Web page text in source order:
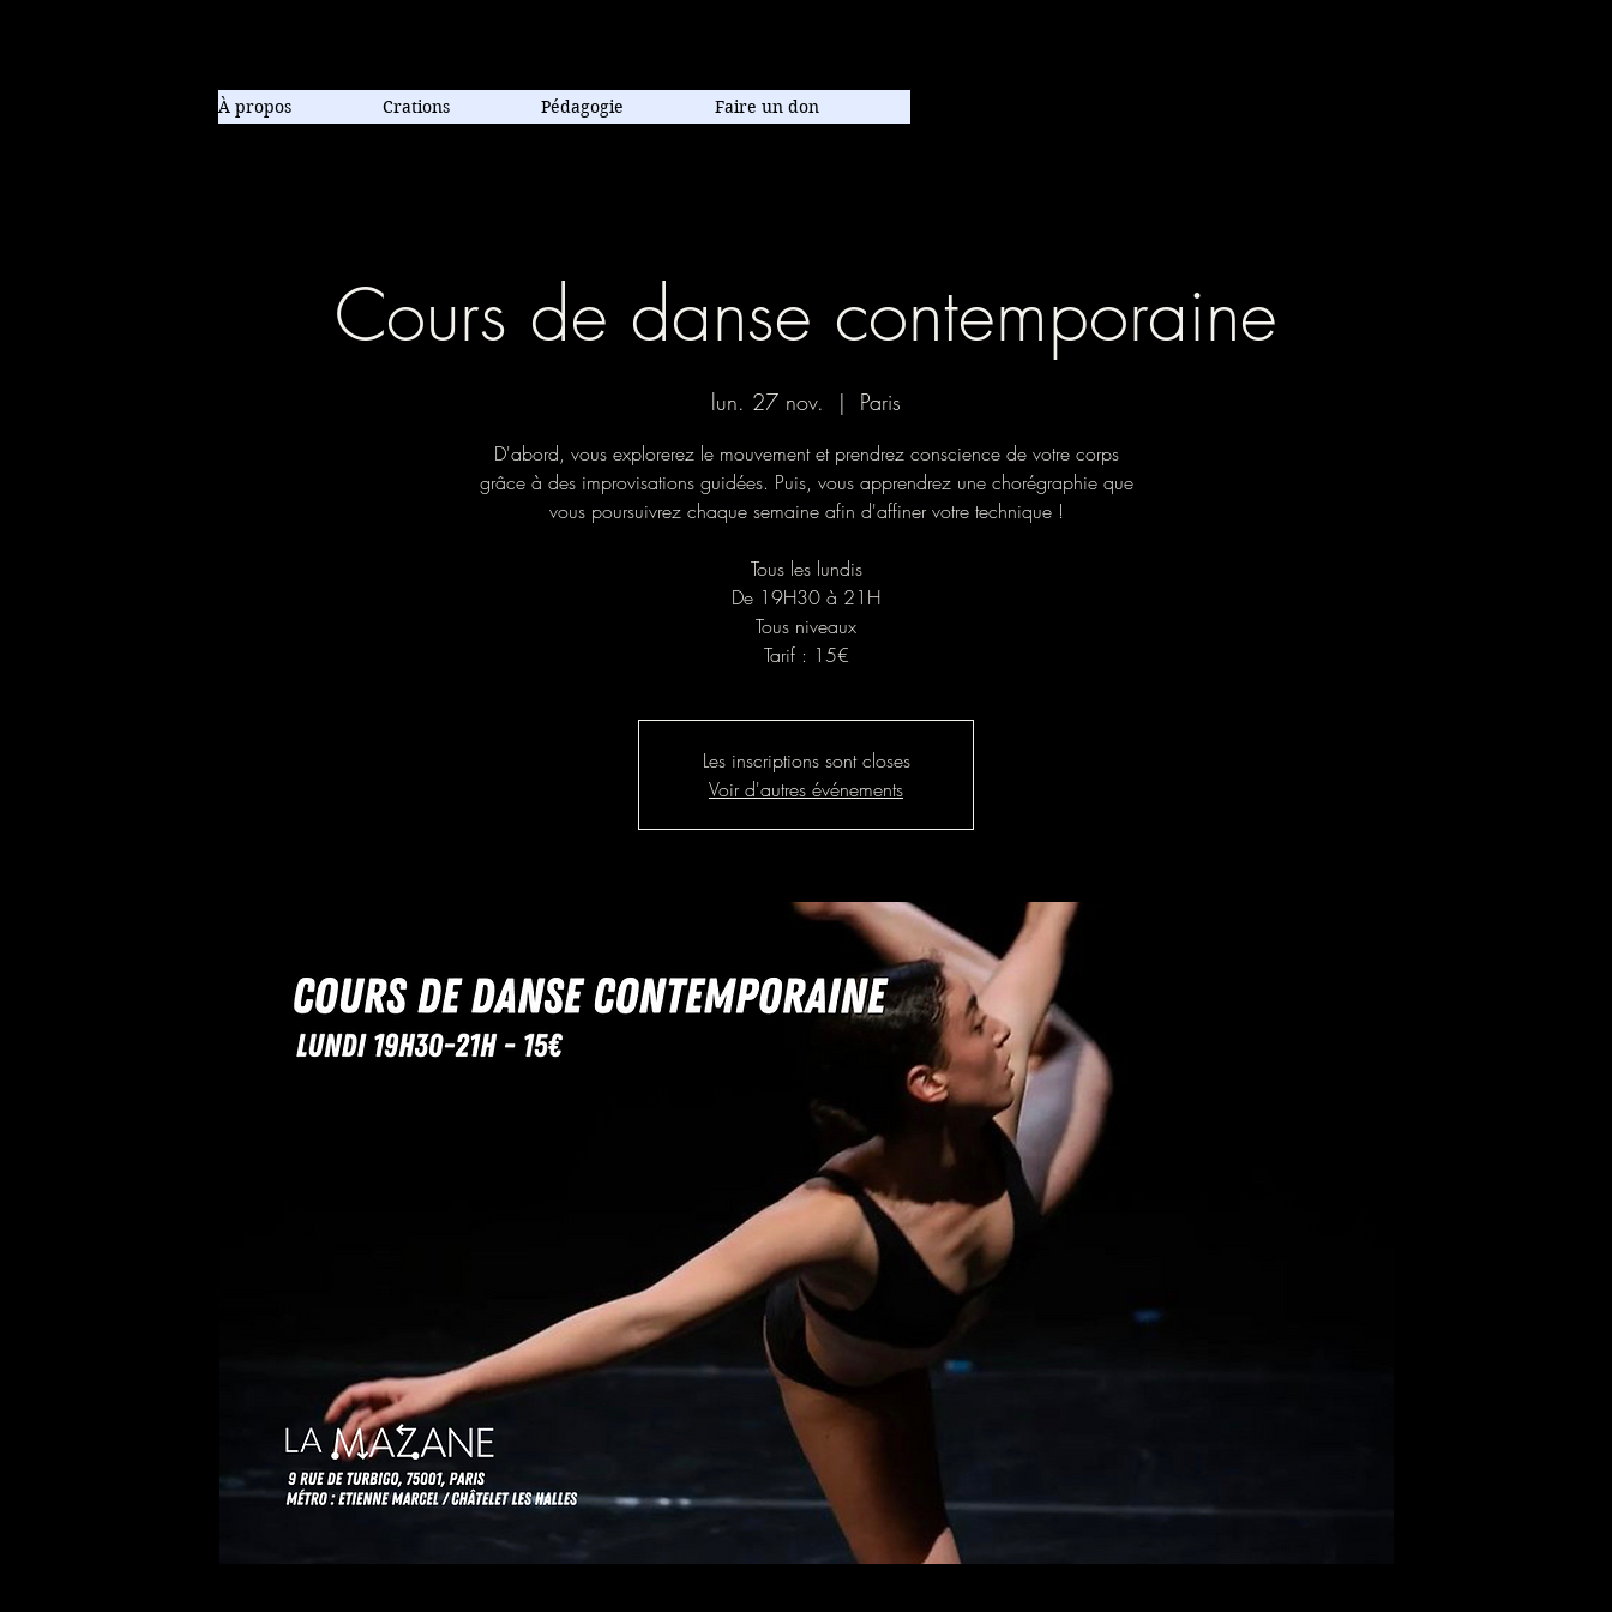
À propos Crations Pédagogie Faire un don
Cours de danse contemporaine
lun. 27 nov.
  |
Paris
D'abord, vous explorerez le mouvement et prendrez conscience de votre corps
grâce à des improvisations guidées. Puis, vous apprendrez une chorégraphie que
vous poursuivrez chaque semaine afin d'affiner votre technique !
Tous les lundis
De 19H30 à 21H
Tous niveaux
Tarif : 15€
Les inscriptions sont closes
Voir d'autres événements